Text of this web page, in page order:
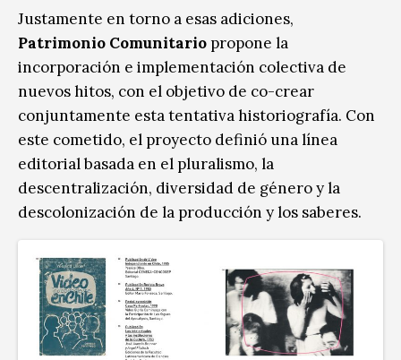
Justamente en torno a esas adiciones,
Patrimonio Comunitario propone la
incorporación e implementación colectiva de
nuevos hitos, con el objetivo de co-crear
conjuntamente esta tentativa historiografía. Con
este cometido, el proyecto definió una línea
editorial basada en el pluralismo, la
descentralización, diversidad de género y la
descolonización de la producción y los saberes.